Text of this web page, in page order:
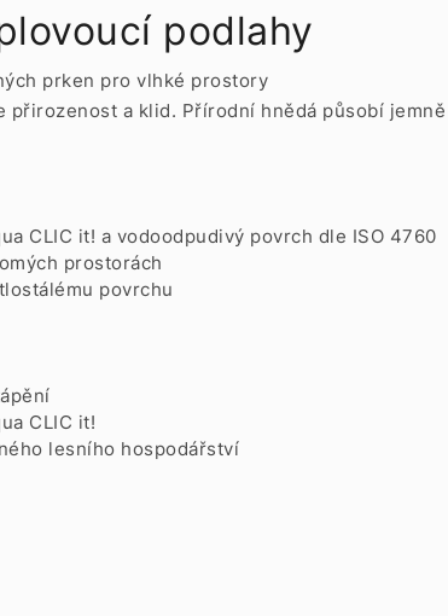
podlahy
prken pro vlhké prostory
a klid. Přírodní hnědá působí
CLIC it! a vodoodpudivý povrch dle ISO 4760
prostorách
povrchu
CLIC it!
lesního hospodářství